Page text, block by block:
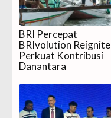
BRI Percepat
BRIvolution Reignite
Perkuat Kontribusi
Danantara